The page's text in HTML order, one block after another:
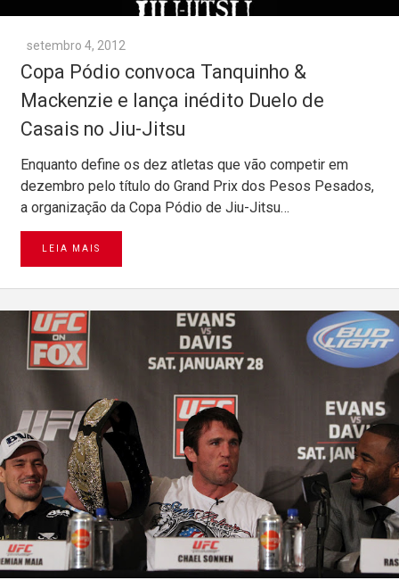
setembro 4, 2012
Copa Pódio convoca Tanquinho &
Mackenzie e lança inédito Duelo de
Casais no Jiu-Jitsu
Enquanto define os dez atletas que vão competir em
dezembro pelo título do Grand Prix dos Pesos Pesados,
a organização da Copa Pódio de Jiu-Jitsu…
LEIA MAIS